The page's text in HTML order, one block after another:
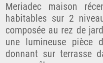
Meriadec maison
habitables sur 2
composée au rez de
une lumineuse
donnant sur terrasse